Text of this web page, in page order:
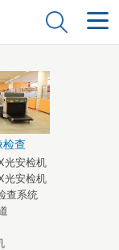
检查
光安检机
光安检机
查系统